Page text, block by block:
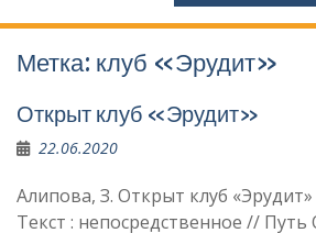
Метка: клуб «Эрудит»
Открыт клуб «Эрудит»
22.06.2020
Алипова, З. Открыт клуб
Текст : непосредственное // Путь